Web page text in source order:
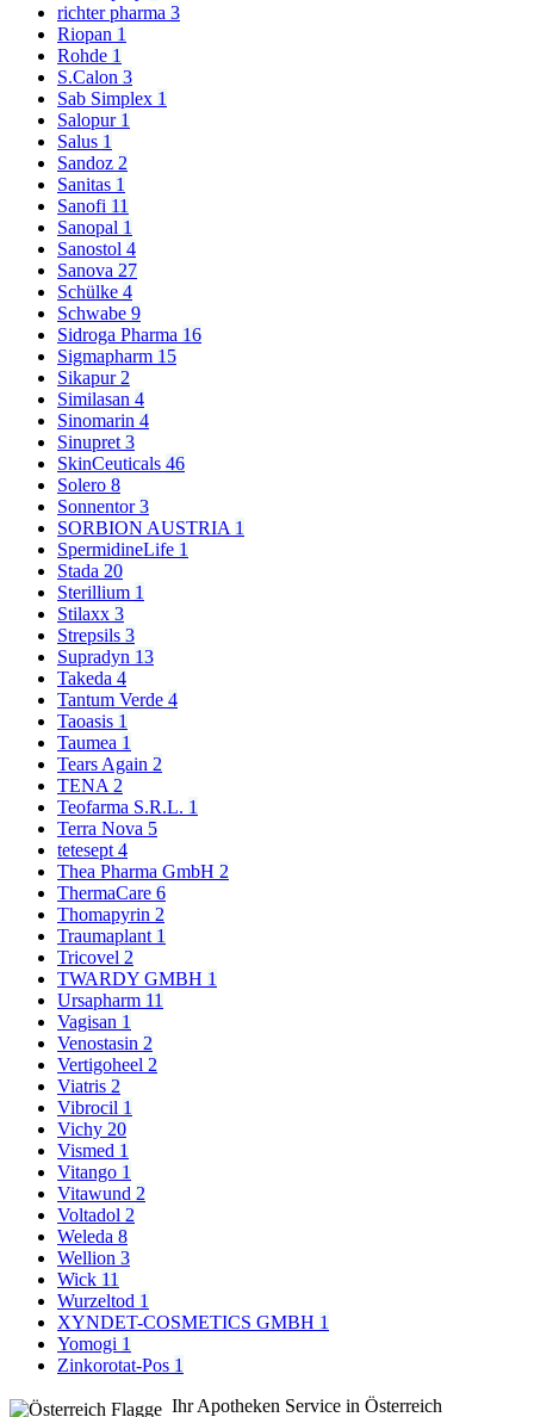
richter pharma 3
Riopan 1
Rohde 1
S.Calon 3
Sab Simplex 1
Salopur 1
Salus 1
Sandoz 2
Sanitas 1
Sanofi 11
Sanopal 1
Sanostol 4
Sanova 27
Schülke 4
Schwabe 9
Sidroga Pharma 16
Sigmapharm 15
Sikapur 2
Similasan 4
Sinomarin 4
Sinupret 3
SkinCeuticals 46
Solero 8
Sonnentor3
SORBION AUSTRIA 1
SpermidineLife 1
Stada 20
Sterillium 1
Stilaxx 3
Strepsils 3
Supradyn 13
Takeda 4
Tantum Verde 4
Taoasis 1
Taumea 1
Tears Again 2
TENA 2
Teofarma S.R.L. 1
Terra Nova 5
tetesept 4
Thea Pharma GmbH 2
ThermaCare 6
Thomapyrin 2
Traumaplant 1
Tricovel 2
TWARDY GMBH 1
Ursapharm 11
Vagisan 1
Venostasin 2
Vertigoheel 2
Viatris 2
Vibrocil 1
Vichy 20
Vismed 1
Vitango 1
Vitawund 2
Voltadol 2
Weleda 8
Wellion 3
Wick 11
Wurzeltod 1
XYNDET-COSMETICS GMBH 1
Yomogi 1
Zinkorotat-Pos 1
Ihr Apotheken Service in Österreich